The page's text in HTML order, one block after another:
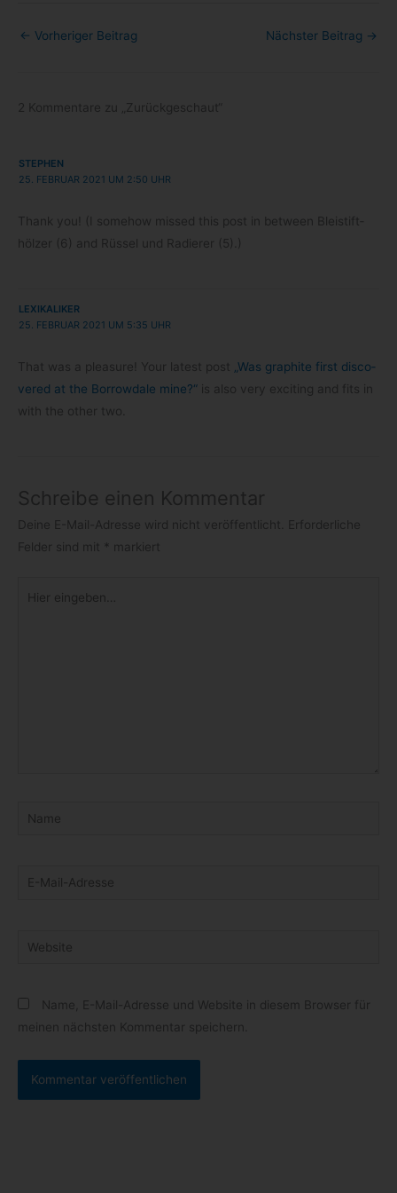
← Vorheriger Beitrag Nächster Beitrag →
2 Kommentare zu „Zurückgeschaut“
STEPHEN
25. FEBRUAR 2021 UM 2:50 UHR
Thank you! (I somehow missed this post in bet­ween Blei­stift­
höl­zer (6) and Rüs­sel und Radie­rer (5).)
LEXIKALIKER
25. FEBRUAR 2021 UM 5:35 UHR
That was a plea­sure! Your latest post
„Was gra­phite first dis­co­
vered at the Bor­row­dale mine?“ is also very exci­ting and fits in
with the other two.
Schreibe einen Kommentar
Deine E-Mail-Adresse wird nicht veröffentlicht.
Erforderliche
Felder sind mit * markiert
eingeben…
Name
Website
Name, E-Mail-Adresse und Website in diesem Browser für
meinen nächsten Kommentar speichern.